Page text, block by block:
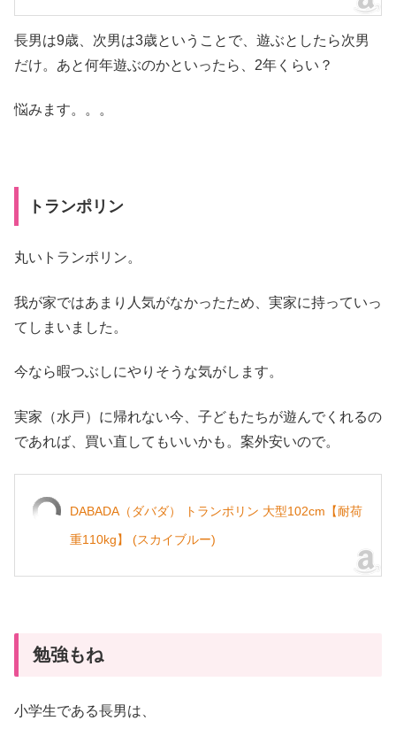
長男は9歳、次男は3歳ということで、遊ぶとしたら次男
だけ。あと何年遊ぶのかといったら、2年くらい？
悩みます。。。
トランポリン
丸いトランポリン。
我が家ではあまり人気がなかったため、実家に持っていっ
てしまいました。
今なら暇つぶしにやりそうな気がします。
実家（水戸）に帰れない今、子どもたちが遊んでくれるの
であれば、買い直してもいいかも。案外安いので。
DABADA（ダバダ） トランポリン 大型102cm【耐荷
重110kg】 (スカイブルー)
勉強もね
小学生である長男は、